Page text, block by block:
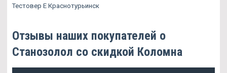
Тестовер Е Краснотурьинск
Отзывы наших покупателей о
Станозолол со скидкой Коломна